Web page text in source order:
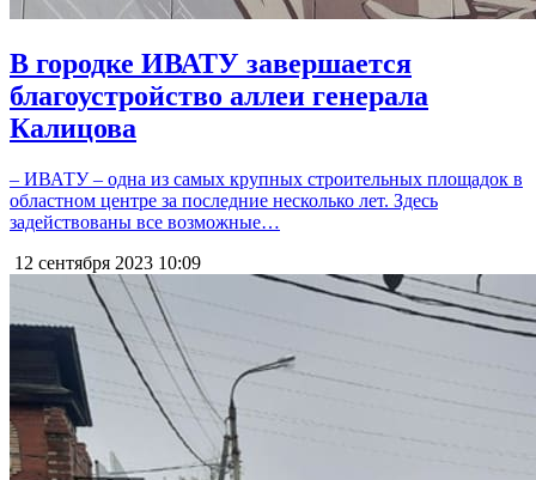
В городке ИВАТУ завершается
благоустройство аллеи генерала
Калицова
– ИВАТУ – одна из самых крупных строительных площадок в
областном центре за последние несколько лет. Здесь
задействованы все возможные…
12 сентября 2023 10:09